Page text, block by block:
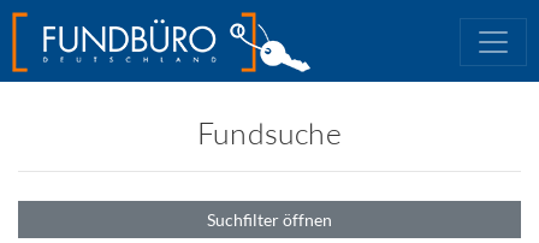
Fundsuche
Suchfilter öffnen